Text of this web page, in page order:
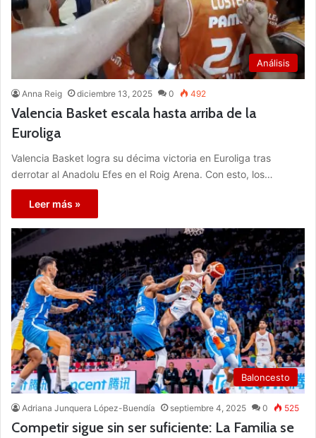
Análisis
Anna Reig diciembre 13, 2025 0 492
Valencia Basket escala hasta arriba de la
Euroliga
Valencia Basket logra su décima victoria en Euroliga tras
derrotar al Anadolu Efes en el Roig Arena. Con esto, los…
Leer más »
Baloncesto
Adriana Junquera López-Buendía septiembre 4, 2025 0 525
Competir sigue sin ser suficiente: La Familia se